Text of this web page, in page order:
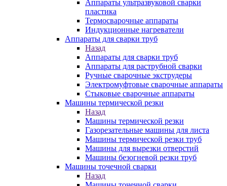
Аппараты ультразвуковой сварки
пластика
Термосварочные аппараты
Индукционные нагреватели
Аппараты для сварки труб
Назад
Аппараты для сварки труб
Аппараты для раструбной сварки
Ручные сварочные экструдеры
Электромуфтовые сварочные аппараты
Стыковые сварочные аппараты
Машины термической резки
Назад
Машины термической резки
Газорезательные машины для листа
Машины термической резки труб
Машины для вырезки отверстий
Машины безогневой резки труб
Машины точечной сварки
Назад